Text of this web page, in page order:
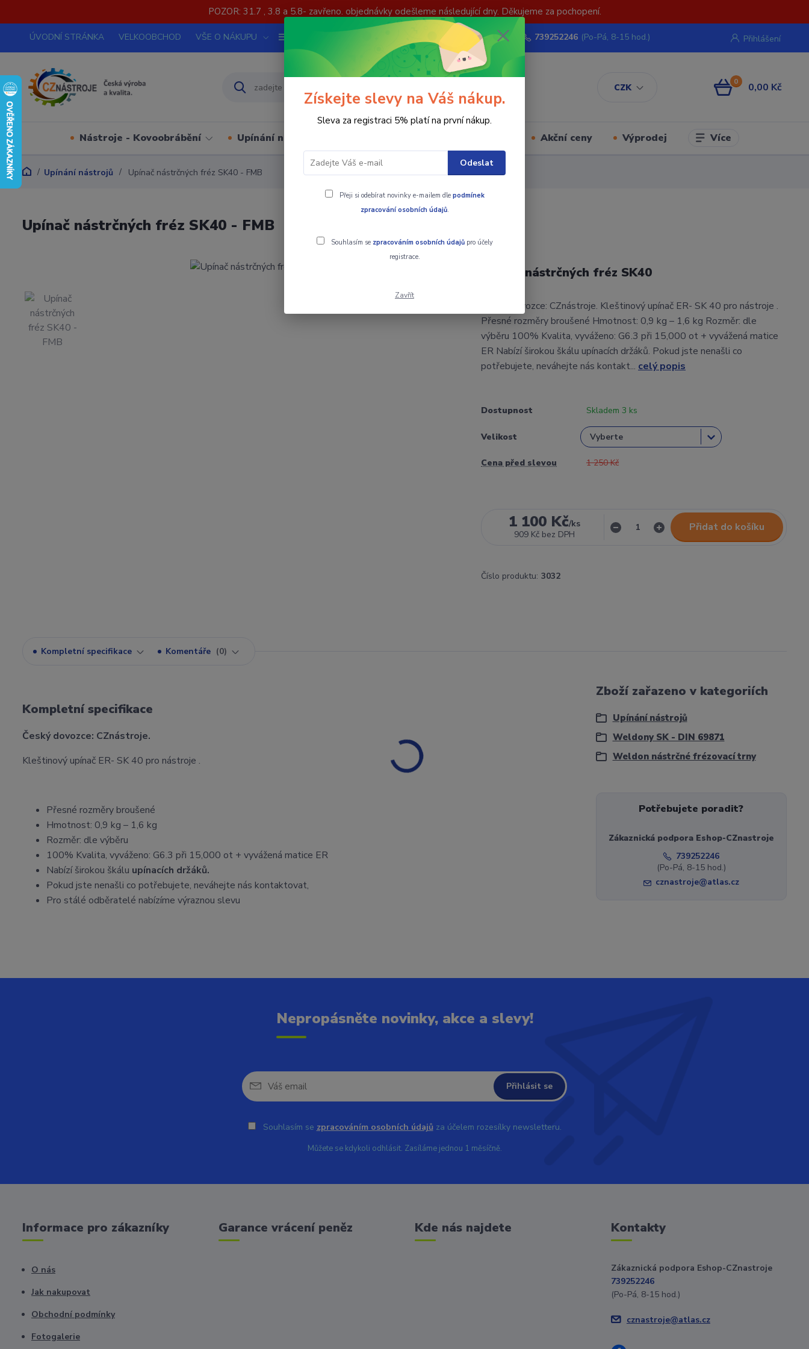
POZOR: 31.7 , 3.8 a 5.8- zavřeno. objednávky odešleme následující dny. Děkujeme za pochopení.
ÚVODNÍ STRÁNKA VELKOOBCHOD VŠE O NÁKUPU
CZK
Přihlášení
Nevíte si rady? Zavolejte. 739252246 (Po-Pá, 8-15 hod.)
0 0,00 Kč
Nástroje - Kovoobrábění Upínání nástrojů Akční ceny Výprodej Více
Upínání nástrojů Upínač nástrčných fréz SK40 - FMB
Upínač nástrčných fréz SK40 - FMB
Upínač nástrčných fréz SK40
Český dovozce: CZnástroje. Kleštinový upínač ER- SK 40 pro nástroje .
Přesné rozměry broušené Hmotnost: 0,9 kg – 1,6 kg Rozměr: dle
výběru 100% Kvalita, vyváženo: G6.3 při 15,000 ot + vyvážená matice
ER Nabízí širokou škálu upínacích držáků. Pokud jste nenašli co
potřebujete, neváhejte nás kontakt... celý popis
Dostupnost Skladem 3 ks
Velikost
Cena před slevou 1 250 Kč
1 100 Kč/ks
909 Kč bez DPH
Přidat do košíku
Číslo produktu: 3032
Kompletní specifikace Komentáře 0
Kompletní specifikace
Český dovozce: CZnástroje.
Kleštinový upínač ER- SK 40 pro nástroje .
Přesné rozměry broušené
Hmotnost: 0,9 kg – 1,6 kg
Rozměr: dle výběru
100% Kvalita, vyváženo: G6.3 při 15,000 ot + vyvážená matice ER
Nabízí širokou škálu upínacích držáků.
Pokud jste nenašli co potřebujete, neváhejte nás kontaktovat,
Pro stálé odběratelé nabízíme výraznou slevu
Zboží zařazeno v kategoriích
Upínání nástrojů
Weldony SK - DIN 69871
Weldon nástrčné frézovací trny
Potřebujete poradit?
Zákaznická podpora Eshop-CZnastroje
739252246
(Po-Pá, 8-15 hod.)
cznastroje@atlas.cz
Nepropásněte novinky, akce a slevy!
Přihlásit se
Souhlasím se zpracováním osobních údajů za účelem rozesílky newsletteru.
Můžete se kdykoli odhlásit. Zasíláme jednou 1 měsíčně.
Informace pro zákazníky
O nás
Jak nakupovat
Obchodní podmínky
Fotogalerie
Garance vrácení peněz Kde nás najdete Kontakty
Zákaznická podpora Eshop-CZnastroje
739252246
(Po-Pá, 8-15 hod.)
cznastroje@atlas.cz
Získejte slevy na Váš nákup.
Sleva za registraci 5% platí na první nákup.
Odeslat
Přeji si odebírat novinky e-mailem dle podmínek
zpracování osobních údajů.
Souhlasím se zpracováním osobních údajůpro účely
registrace.
Zavřít